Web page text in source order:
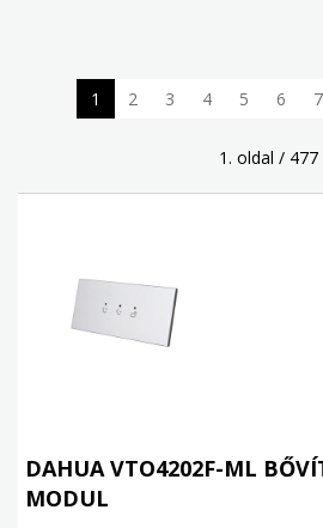
1 2 3 4 5 6 7
1. oldal / 477
DAHUA VTO4202F-ML
MODUL